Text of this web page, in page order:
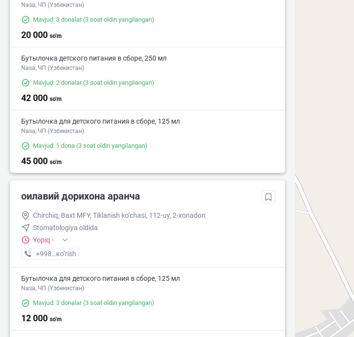
Nasa, ЧП (Узбекистан)
Mavjud: 3 donalar(3 soat oldin yangilangan)
20 000 so'm
Бутылочка детского питания в сборе, 250 мл
Nasa, ЧП (Узбекистан)
Mavjud: 2 donalar(3 soat oldin yangilangan)
42 000 so'm
Бутылочка для детского питания в сборе, 125 мл
Nasa, ЧП (Узбекистан)
Mavjud: 1 dona (3 soat oldin yangilangan)
45 000 so'm
оилавий дорихона аранча
Chirchiq, Baxt MFY, Tiklanish ko‘chasi, 112-uy, 2-xonadon
Stomatologiya oldida
Yopiq ·
+998 (97) XXX-XX-XX
кo’rish
Бутылочка для детского питания в сборе, 125 мл
Nasa, ЧП (Узбекистан)
Mavjud: 3 donalar(3 soat oldin yangilangan)
12 000 so'm